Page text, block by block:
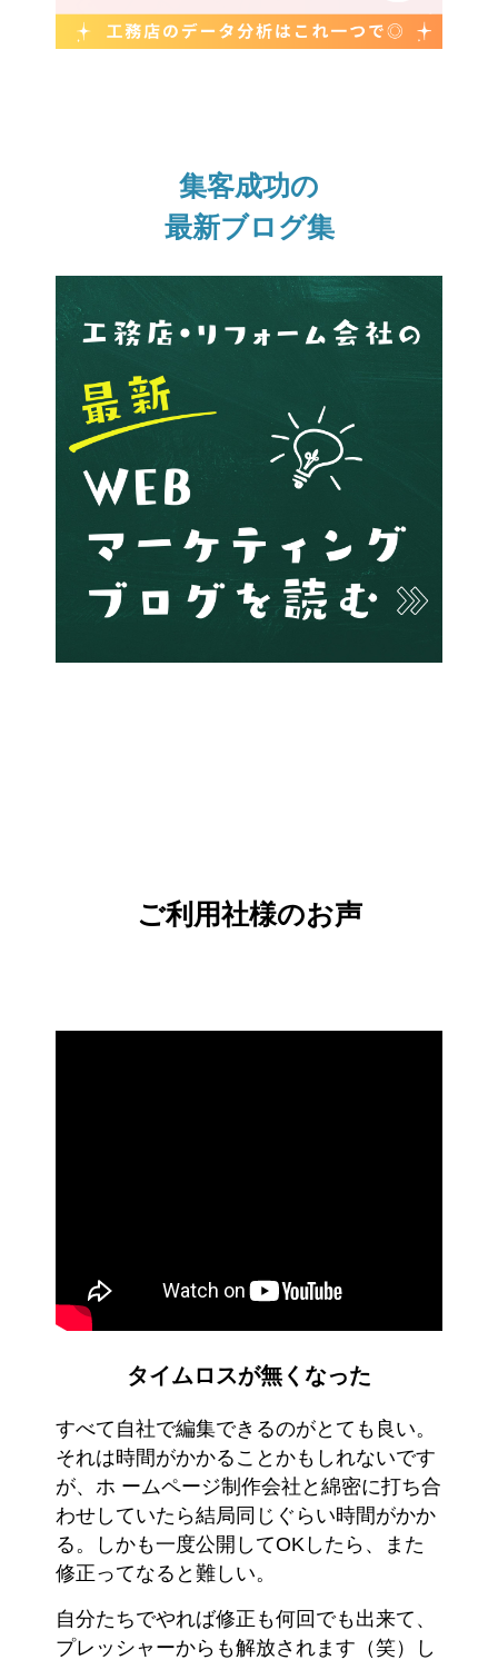
集客成功の
最新ブログ集
ご利用社様のお声
タイムロスが無くなった
すべて自社で編集できるのがとても良い。
それは時間がかかることかもしれないです
が、ホ ームページ制作会社と綿密に打ち合
わせしていたら結局同じぐらい時間がかか
る。しかも一度公開してOKしたら、また
修正ってなると難しい。
自分たちでやれば修正も何回でも出来て、
プレッシャーからも解放されます（笑）し